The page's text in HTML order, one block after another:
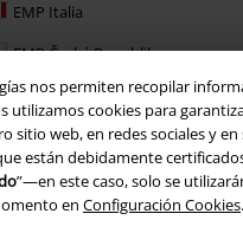
nos permiten recopilar
cookies para
web, en redes sociales y
están debidamente
”—en este caso, solo se
en Configuración Cookies
EMP Italia
EMP Česká Republika
EMP Schweiz
EMP Ireland
EMP Sverige
Large Nederland